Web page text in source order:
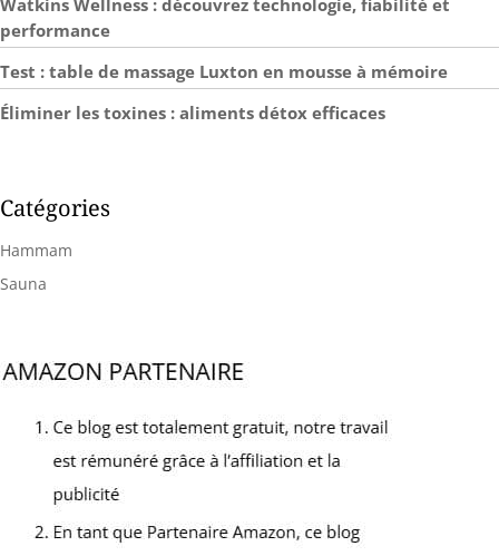
Watkins Wellness : découvrez technologie, fiabilité et
performance
Test : table de massage Luxton en mousse à mémoire
Éliminer les toxines : aliments détox efficaces
Catégories
Hammam
Sauna